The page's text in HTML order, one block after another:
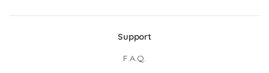
Support
F.A.Q.